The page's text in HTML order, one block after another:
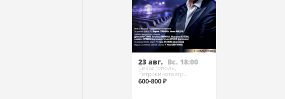
23 авг. Вс. 18:00
Севастополь,
Ретрокинотеатр
«Украина»
600-800 ₽